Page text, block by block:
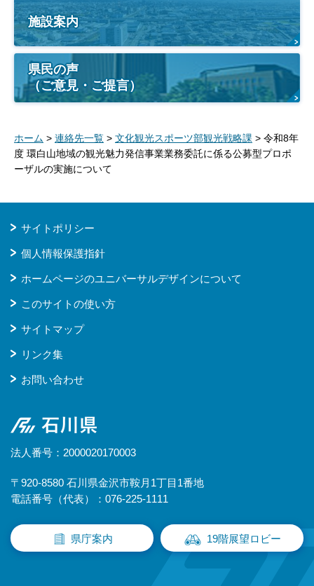
施設案内
県民の声
（ご意見・ご提言）
ホーム > 連絡先一覧 > 文化観光スポーツ部観光戦略課 > 令和8年
度 環白山地域の観光魅力発信事業業務委託に係る公募型プロポ
ーザルの実施について
サイトポリシー
個人情報保護指針
ホームページのユニバーサルデザインについて
このサイトの使い方
サイトマップ
リンク集
お問い合わせ
石川県
法人番号：2000020170003
〒920-8580 石川県金沢市鞍月1丁目1番地
電話番号（代表）：076-225-1111
県庁案内 19階展望ロビー